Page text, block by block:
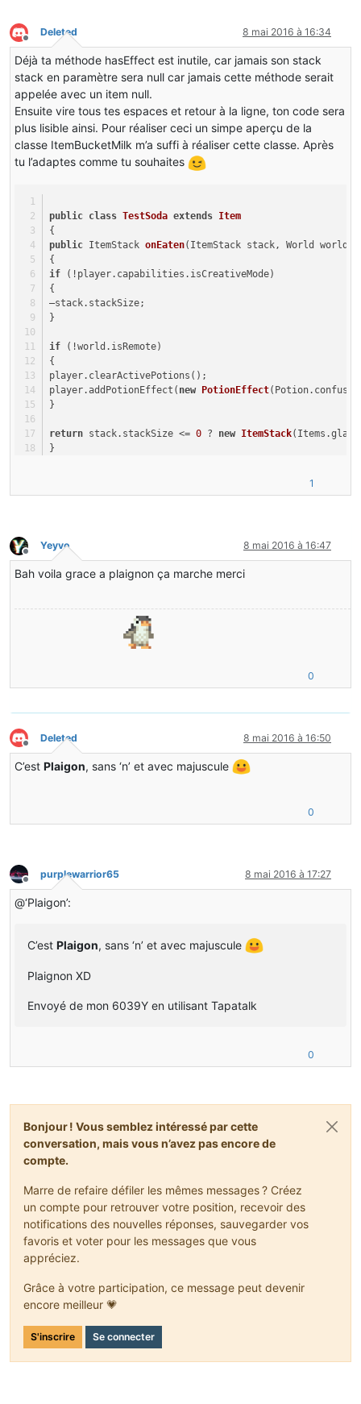
player.addPotionEffect( PotionEffect
return itemstack.stackSize <= 1 ? new ItemStack
}
public int getMaxItemUseDuration(ItemStack
{
return
;
return EnumAction.drink;
}
{
player.setItemInUse(itemstack,
return itemstack;
}
Hors-ligne
Deleted 8 mai 2016 à 16:34
Déjà ta méthode hasEffect est inutile, car jamais son stack
stack en paramètre sera null car jamais cette méthode serait
appelée avec un item null.
Ensuite vire tous tes espaces et retour à la ligne, ton code sera
plus lisible ainsi. Pour réaliser ceci un simpe aperçu de la
classe ItemBucketMilk m’a suffi à réaliser cette classe. Après
tu l’adaptes comme tu souhaites
public class TestSoda extends Item
{
public ItemStack onEaten(ItemStack stack, World
{
if (!player.capabilities.isCreativeMode)
{
–stack.stackSize;
}
if (!world.isRemote)
{
player.clearActivePotions();
player.addPotionEffect( new PotionEffect
}
return stack.stackSize <= 0 ? new ItemStack
}
return
}
* returns the action that specifies what animation to
EnumAction getItemUseAction
*/
public ItemStack onItemRightClick(ItemStack
{
}
1
Hors-ligne
Yeyvo 8 mai 2016 à 16:47
Bah voila grace a plaignon ça marche merci
0
Hors-ligne
Deleted 8 mai 2016 à 16:50
C’est Plaigon, sans ‘n’ et avec majuscule
0
Hors-ligne
purplewarrior65 8 mai 2016 à 17:27
@‘Plaigon’:
C’est Plaigon, sans ‘n’ et avec majuscule
Plaignon XD
Envoyé de mon 6039Y en utilisant Tapatalk
0
Bonjour ! Vous semblez intéressé par cette
conversation, mais vous n’avez pas encore de
compte.
Marre de refaire défiler les mêmes messages ? Créez
un compte pour retrouver votre position, recevoir des
notifications des nouvelles réponses, sauvegarder vos
favoris et voter pour les messages que vous
appréciez.
Grâce à votre participation, ce message peut devenir
encore meilleur 💗
S'inscrire Se connecter